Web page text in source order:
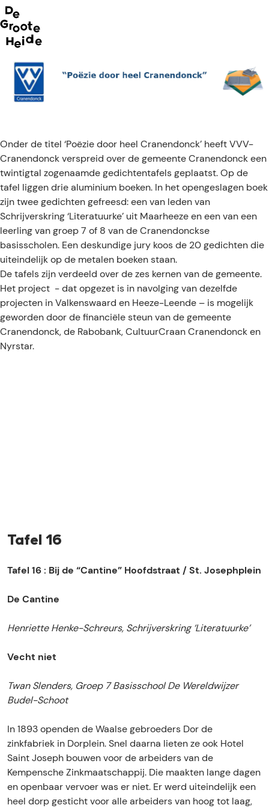
d
e
h
o
m
e
p
a
g
e
Onder de titel ‘Poëzie door heel Cranendonck’ heeft VVV-
Cranendonck verspreid over de gemeente Cranendonck een
twintigtal zogenaamde gedichtentafels geplaatst. Op de
tafel liggen drie aluminium boeken. In het opengeslagen boek
zijn twee gedichten gefreesd: een van leden van
Schrijverskring ‘Literatuurke’ uit Maarheeze en een van een
leerling van groep 7 of 8 van de Cranendonckse
basisscholen. Een deskundige jury koos de 20 gedichten die
uiteindelijk op de metalen boeken staan.
De tafels zijn verdeeld over de zes kernen van de gemeente.
Het project - dat opgezet is in navolging van dezelfde
projecten in Valkenswaard en Heeze-Leende – is mogelijk
geworden door de financiële steun van de gemeente
Cranendonck, de Rabobank, CultuurCraan Cranendonck en
Nyrstar.
Tafel 16
Tafel 16 : Bij de “Cantine” Hoofdstraat / St. Josephplein
De Cantine
Henriette Henke-Schreurs, Schrijverskring ‘Literatuurke’
Vecht niet
Twan Slenders, Groep 7 Basisschool De Wereldwijzer
Budel-Schoot
In 1893 openden de Waalse gebroeders Dor de
zinkfabriek in Dorplein. Snel daarna lieten ze ook Hotel
Saint Joseph bouwen voor de arbeiders van de
Kempensche Zinkmaatschappij. Die maakten lange dagen
en openbaar vervoer was er niet. Er werd uiteindelijk een
heel dorp gesticht voor alle arbeiders van hoog tot laag,
mee op